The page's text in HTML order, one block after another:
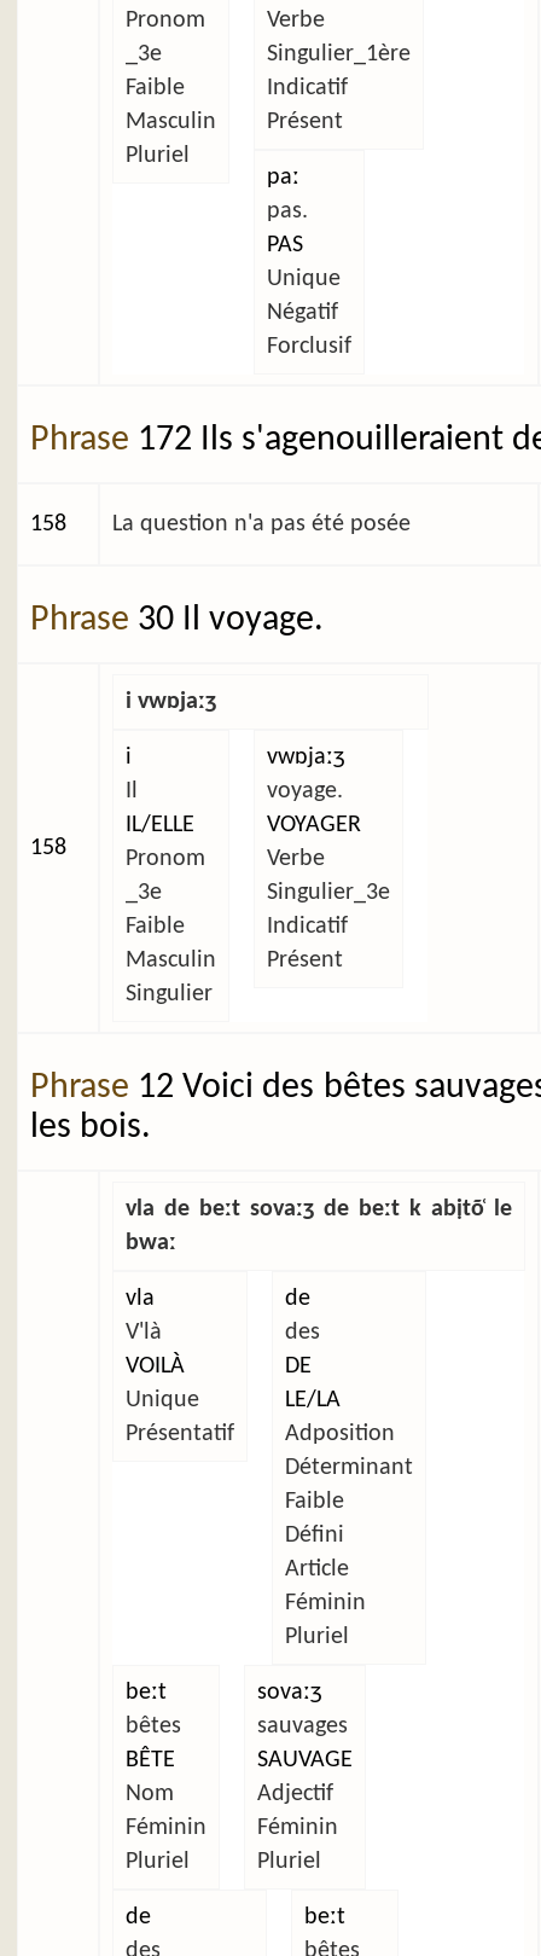
Pronom
_3e
Faible
Masculin
Pluriel
Verbe
Singulier_1ère
Indicatif
Présent
paː
pas.
PAS
Unique
Négatif
Forclusif
Phrase 172 Ils s'agenouilleraient
158 La question n'a pas été posée
Phrase 30 Il voyage.
158
i vwɒjaːʒ
i
IL/ELLE
Pronom
_3e
Faible
Masculin
Singulier
vwɒjaːʒ
voyage.
VOYAGER
Verbe
Singulier_3e
Indicatif
Présent
Phrase 12 Voici des bêtes
les bois.
vla de beːt sovaːʒ de beːt k abịtõ̜ le
bwaː
vla
V'là
VOILÀ
Unique
Présentatif
de
des
DE
LE/LA
Adposition
Déterminant
Faible
Défini
Article
Féminin
Pluriel
beːt
bêtes
BÊTE
Nom
Féminin
Pluriel
sovaːʒ
sauvages
SAUVAGE
Adjectif
Féminin
Pluriel
de
des
beːt
bêtes